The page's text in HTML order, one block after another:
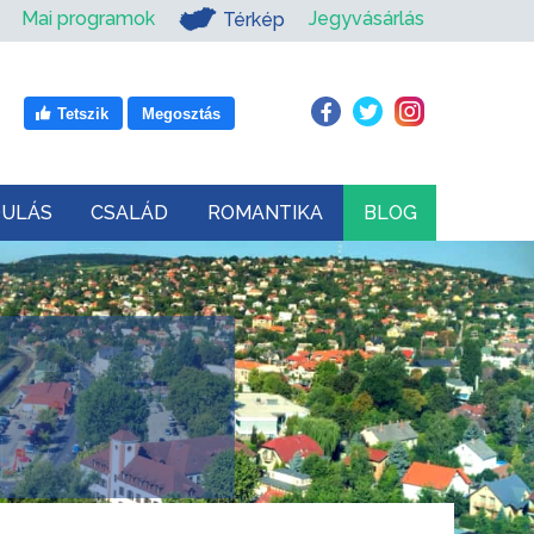
Mai programok Térkép Jegyvásárlás
Tetszik Megosztás
CSALÁD ROMANTIKA BLOG